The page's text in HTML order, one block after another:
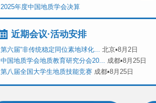
2025年度中国地质学会决算
近期会议·活动安排
第六届“非传统稳定同位素地球化... 北京▪8月2日
中国地质学会地质教育研究分会20... 成都▪8月25日
第八届全国大学生地质技能竞赛 成都▪8月25日